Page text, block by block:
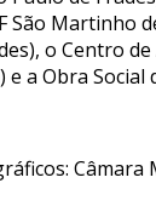
São Martinho
o Centro
e a Obra
Câmara